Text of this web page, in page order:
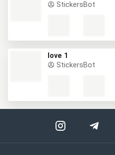
StickersBot
love 1
StickersBot